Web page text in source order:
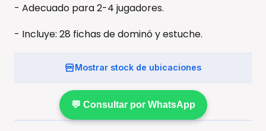
- Adecuado para 2-4 jugadores.
- Incluye: 28 fichas de dominó y estuche.
Mostrar stock de ubicaciones
💬 Consultar por WhatsApp